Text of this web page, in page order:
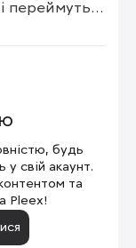
переймуть
в
Beta, а
будь
у свій акаунт.
та
Pleex!